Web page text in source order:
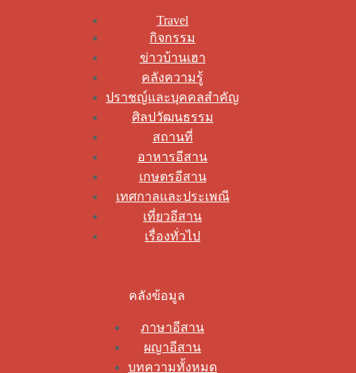
Travel
กิจกรรม
ข่าวบ้านเฮา
คลังความรู้
ปราชญ์และบุคคลสำคัญ
ศิลปวัฒนธรรม
สถานที่
อาหารอีสาน
เกษตรอีสาน
เทศกาลและประเพณี
เที่ยวอีสาน
เรื่องทั่วไป
คลังข้อมูล
ภาษาอีสาน
ผญาอีสาน
บทความทั้งหมด